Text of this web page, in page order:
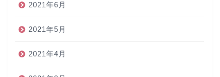
2021年6月
2021年5月
2021年4月